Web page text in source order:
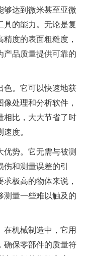
达到微米甚至亚微
具的能力。无论是复
度的表面粗糙度，
产品质量提供可靠的
。它可以快速地获
处理和分析软件，
相比，大大节省了时
度。
势。它无需与被测
和测量误差的引
极高的物体来说，
测量一些难以触及的
机械制造中，它用
确保零部件的质量符